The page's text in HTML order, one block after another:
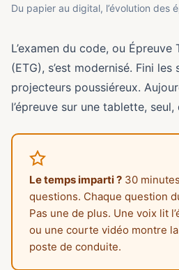
Du papier au digital, l’évolution des
L’examen du code, ou Épreuve
(ETG), s’est modernisé. Fini
projecteurs poussiéreux.
l’épreuve sur une tablette,
Le temps imparti ? 30
questions. Chaque question
Pas une de plus. Une voix lit
ou une courte vidéo montre
poste de conduite.